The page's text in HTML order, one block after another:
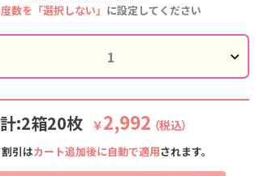
数を「選択しない」 に設定してください
:2箱20枚 ￥2,992 （税込）
引はカート追加後に自動で適用されます。